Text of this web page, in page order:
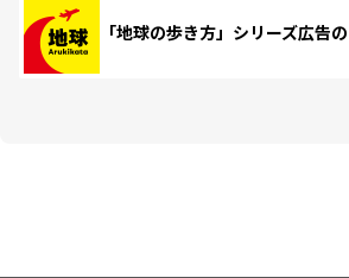
「地球の歩き方」シリーズ広告